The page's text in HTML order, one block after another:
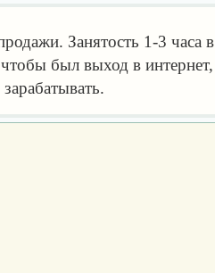
Занятость 1-3 часа
был выход в